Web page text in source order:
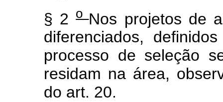
§ 2o Nos projetos de
diferenciados,
processo de seleção
residam na área,
do art. 20.